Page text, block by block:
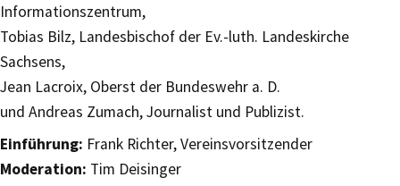
Informationszentrum,
Tobias Bilz, Landesbischof der Ev.-luth. Landeskirche
Sachsens,
Jean Lacroix, Oberst der Bundeswehr a. D.
und Andreas Zumach, Journalist und Publizist.
Einführung: Frank Richter, Vereinsvorsitzender
Moderation: Tim Deisinger